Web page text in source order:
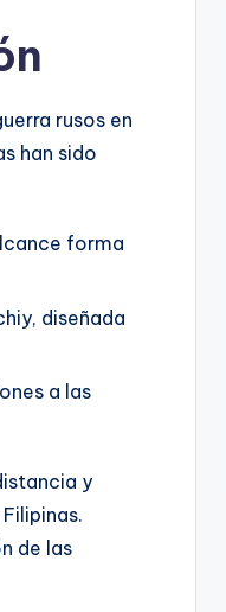
rusos en
han sido
forma
diseñada
a las
y
de las